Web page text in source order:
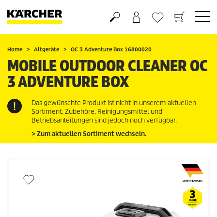
Warenkorb
Wunschliste
Home Altgeräte OC 3 Adventure Box 16800020
MOBILE OUTDOOR CLEANER OC
3 ADVENTURE BOX
Das gewünschte Produkt ist nicht in unserem aktuellen
Sortiment. Zubehöre, Reinigungsmittel und
Betriebsanleitungen sind jedoch noch verfügbar.
> Zum aktuellen Sortiment wechseln.